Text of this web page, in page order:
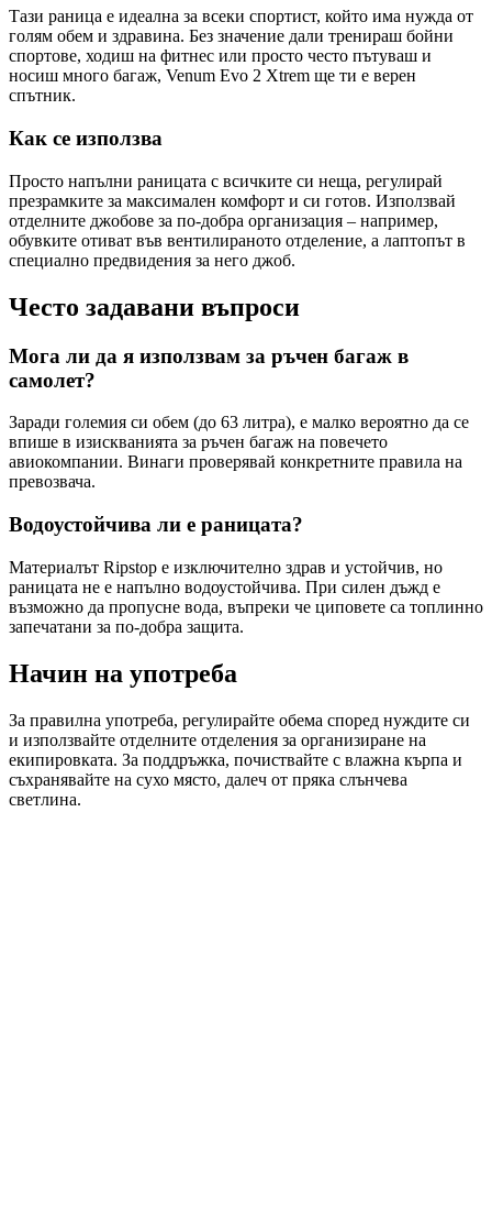
Тази раница е идеална за всеки спортист, който има нужда от
голям обем и здравина. Без значение дали тренираш бойни
спортове, ходиш на фитнес или просто често пътуваш и
носиш много багаж, Venum Evo 2 Xtrem ще ти е верен
спътник.
Как се използва
Просто напълни раницата с всичките си неща, регулирай
презрамките за максимален комфорт и си готов. Използвай
отделните джобове за по-добра организация – например,
обувките отиват във вентилираното отделение, а лаптопът в
специално предвидения за него джоб.
Често задавани въпроси
Мога ли да я използвам за ръчен багаж в
самолет?
Заради големия си обем (до 63 литра), е малко вероятно да се
впише в изискванията за ръчен багаж на повечето
авиокомпании. Винаги проверявай конкретните правила на
превозвача.
Водоустойчива ли е раницата?
Материалът Ripstop е изключително здрав и устойчив, но
раницата не е напълно водоустойчива. При силен дъжд е
възможно да пропусне вода, въпреки че циповете са топлинно
запечатани за по-добра защита.
Начин на употреба
За правилна употреба, регулирайте обема според нуждите си
и използвайте отделните отделения за организиране на
екипировката. За поддръжка, почиствайте с влажна кърпа и
съхранявайте на сухо място, далеч от пряка слънчева
светлина.